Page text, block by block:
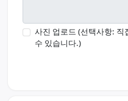
사진 업로드 (선택사항: 직
수 있습니다.)